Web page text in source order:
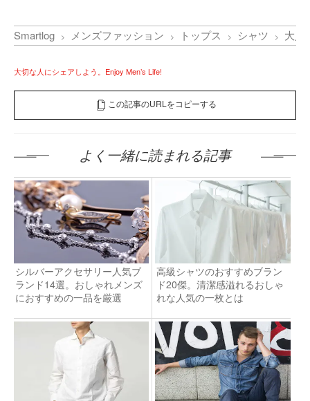
Smartlog メンズファッション トップス シャツ 大人
大切な人にシェアしよう。Enjoy Men’s Life!
この記事のURLをコピーする
よく一緒に読まれる記事
シルバーアクセサリー人気ブ
ランド14選。おしゃれメンズ
におすすめの一品を厳選
高級シャツのおすすめブラン
ド20傑。清潔感溢れるおしゃ
れな人気の一枚とは